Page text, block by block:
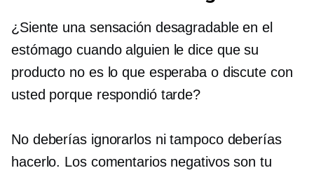
¿Siente una sensación desagradable en el
estómago cuando alguien le dice que su
producto no es lo que esperaba o discute con
usted porque respondió tarde?
No deberías ignorarlos ni tampoco deberías
hacerlo. Los comentarios negativos son tu